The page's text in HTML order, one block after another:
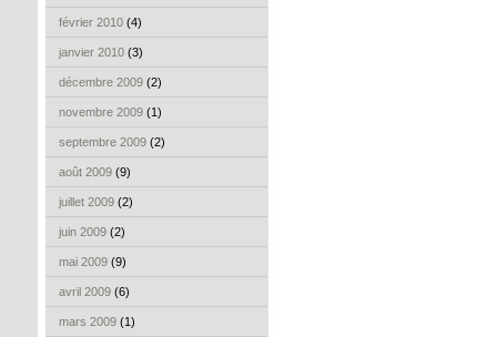
février 2010 (4)
janvier 2010 (3)
décembre 2009 (2)
novembre 2009 (1)
septembre 2009 (2)
août 2009 (9)
juillet 2009 (2)
juin 2009 (2)
mai 2009 (9)
avril 2009 (6)
mars 2009 (1)